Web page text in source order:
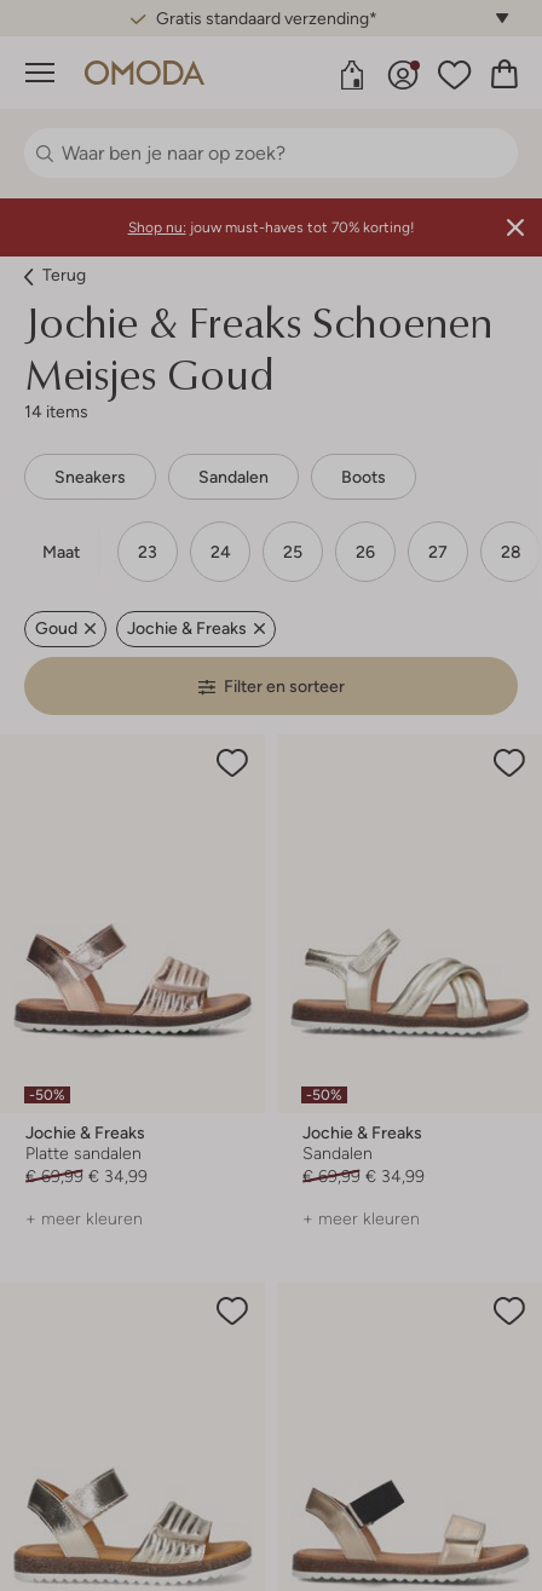
Gratis standaard verzending*
Menu
Shop nu: jouw must-haves tot 70% korting!
Terug
Jochie & Freaks Schoenen
Meisjes Goud
14 items
Sneakers Sandalen Boots
Maat 23 24 25 26 27 28
Goud Jochie & Freaks
Filter en sorteer
-50%
Jochie & Freaks
Platte sandalen
€ 69,99 € 34,99
+ meer kleuren
-50%
Jochie & Freaks
Sandalen
€ 69,99 € 34,99
+ meer kleuren